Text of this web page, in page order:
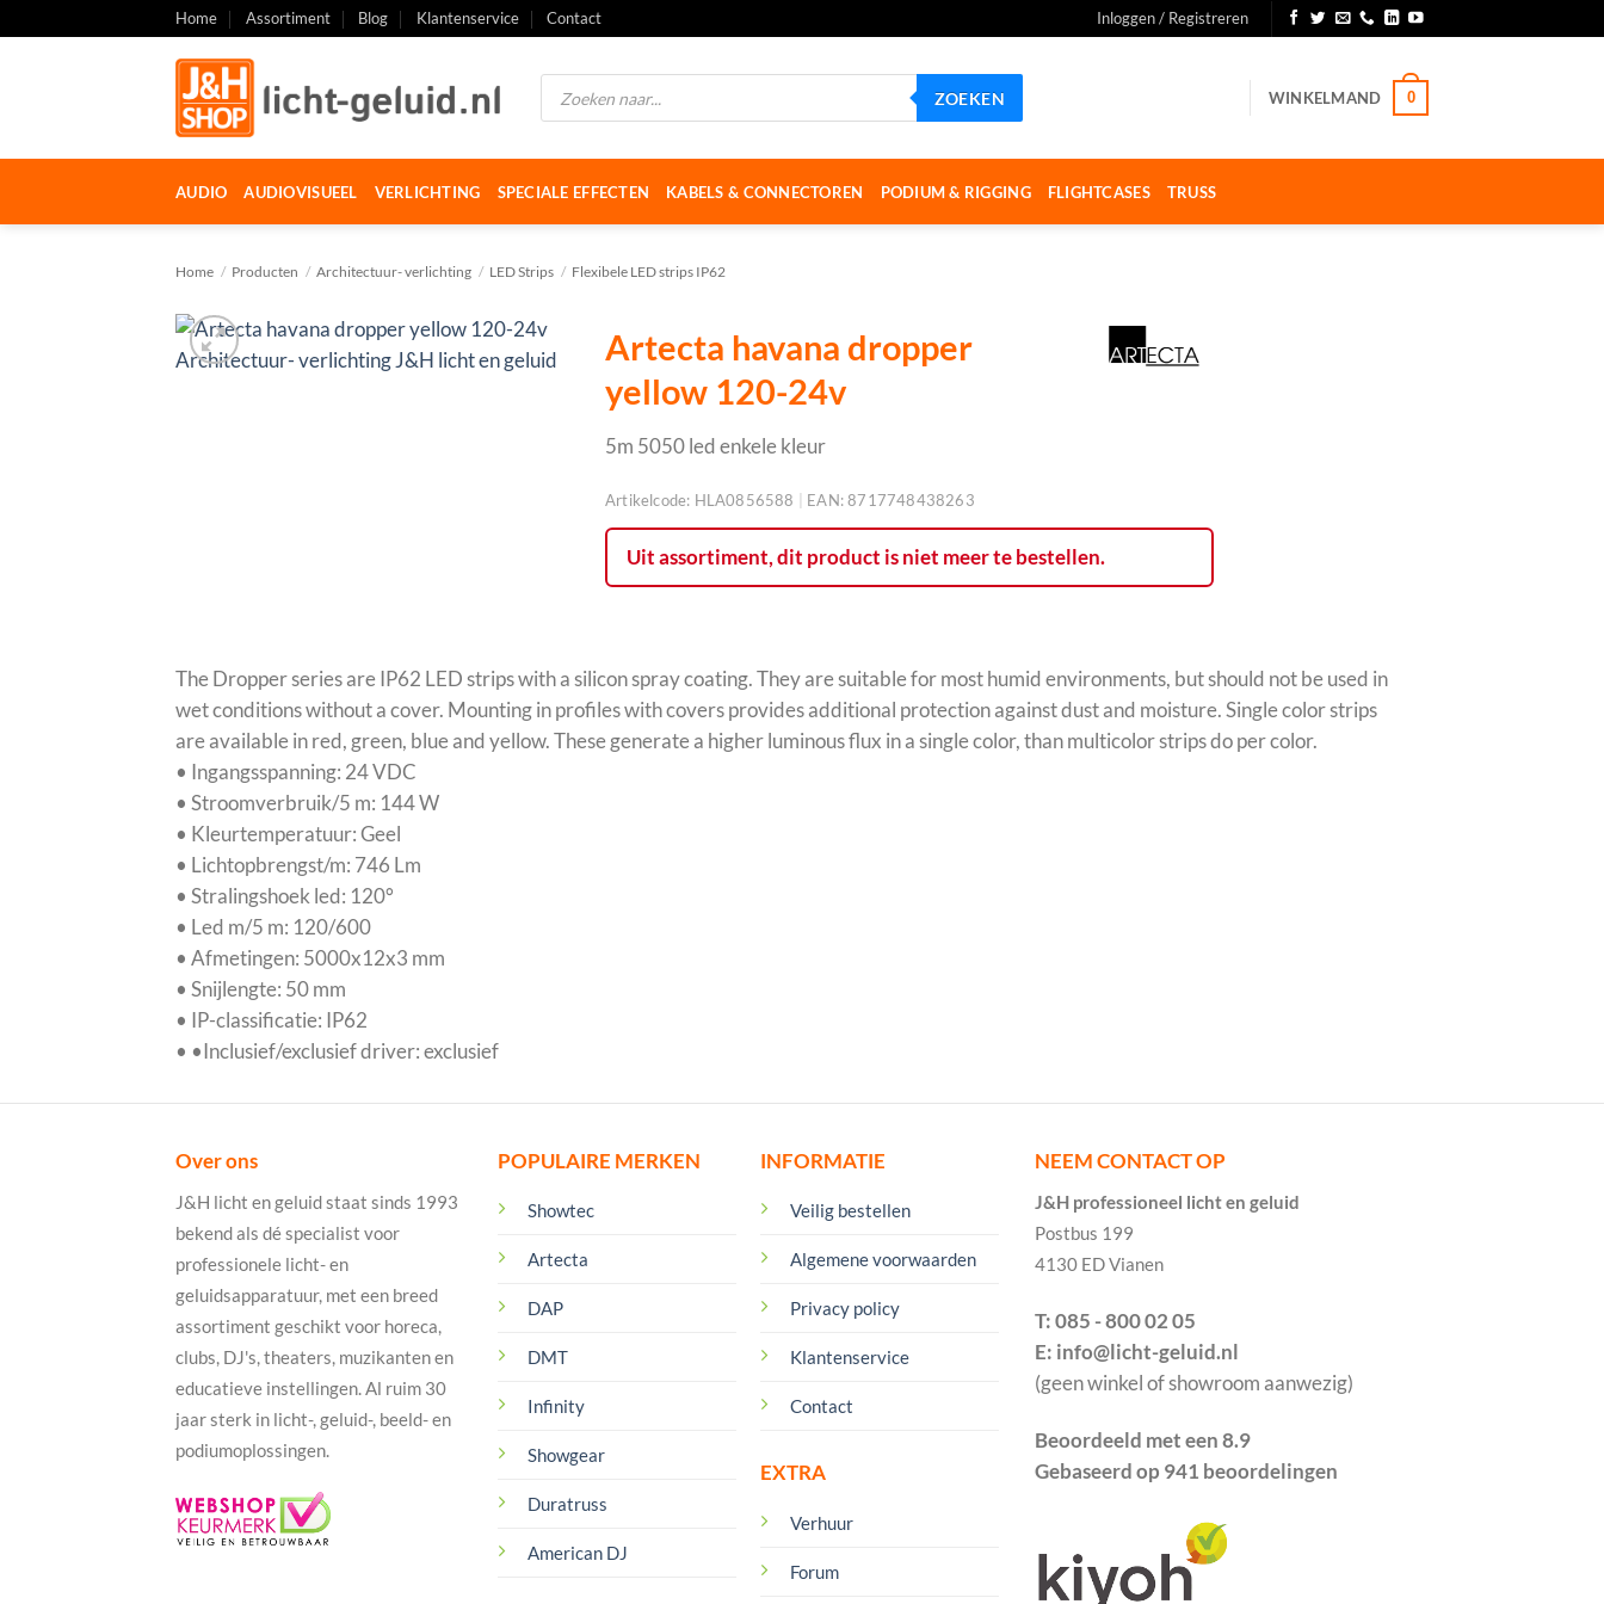
naar
Home Assortiment Blog Klantenservice Contact Inloggen / Registreren
Producten
zoeken
ZOEKEN WINKELMAND 0
AUDIO AUDIOVISUEEL VERLICHTING SPECIALE EFFECTEN KABELS & CONNECTOREN PODIUM & RIGGING FLIGHTCASES TRUSS
Home / Producten / Architectuur- verlichting / LED Strips / Flexibele LED strips IP62
Artecta havana dropper
yellow 120-24v
5m 5050 led enkele kleur
Artikelcode: HLA0856588 EAN: 8717748438263
Uit assortiment, dit product is niet meer te bestellen.
The Dropper series are IP62 LED strips with a silicon spray coating. They are suitable for most humid environments, but should not be used in
wet conditions without a cover. Mounting in profiles with covers provides additional protection against dust and moisture. Single color strips
are available in red, green, blue and yellow. These generate a higher luminous flux in a single color, than multicolor strips do per color.
• Ingangsspanning: 24 VDC
• Stroomverbruik/5 m: 144 W
• Kleurtemperatuur: Geel
• Lichtopbrengst/m: 746 Lm
• Stralingshoek led: 120°
• Led m/5 m: 120/600
• Afmetingen: 5000x12x3 mm
• Snijlengte: 50 mm
• IP-classificatie: IP62
• •Inclusief/exclusief driver: exclusief
Over ons
J&H licht en geluid staat sinds 1993
bekend als dé specialist voor
professionele licht- en
geluidsapparatuur, met een breed
assortiment geschikt voor horeca,
clubs, DJ's, theaters, muzikanten en
educatieve instellingen. Al ruim 30
jaar sterk in licht-, geluid-, beeld- en
podiumoplossingen.
POPULAIRE MERKEN
Showtec
Artecta
DAP
DMT
Infinity
Showgear
Duratruss
American DJ
INFORMATIE
Veilig bestellen
Algemene voorwaarden
Privacy policy
Klantenservice
Contact
EXTRA
Verhuur
Forum
NEEM CONTACT OP
J&H professioneel licht en geluid
Postbus 199
4130 ED Vianen
T: 085 - 800 02 05
E: info@licht-geluid.nl
(geen winkel of showroom aanwezig)
Beoordeeld met een 8.9
Gebaseerd op 941 beoordelingen